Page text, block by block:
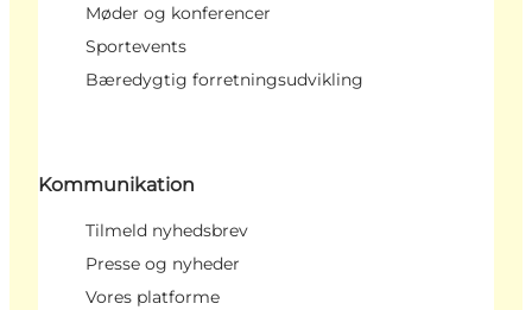
Møder og konferencer
Sportevents
Bæredygtig forretningsudvikling
Kommunikation
Tilmeld nyhedsbrev
Presse og nyheder
Vores platforme